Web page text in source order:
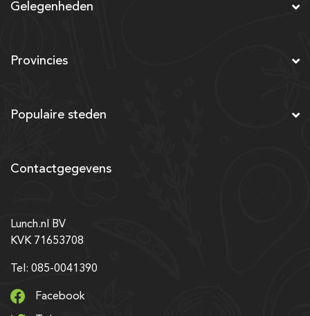
Gelegenheden
Provincies
Populaire steden
Contactgegevens
Lunch.nl BV
KVK 71653708
Tel: 085-0041390
Facebook